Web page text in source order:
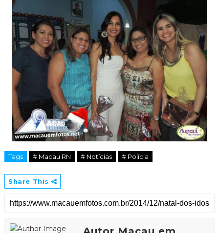
Tags # Macau RN # Notícias # Polícia
Share This